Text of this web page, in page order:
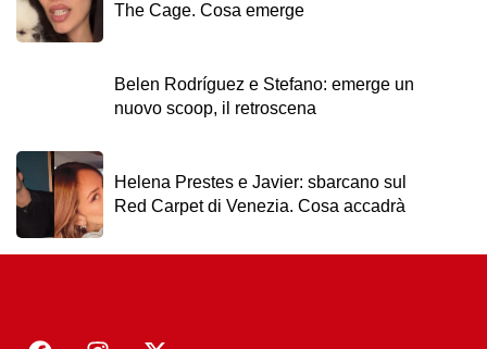
The Cage. Cosa emerge
Belen Rodríguez e Stefano: emerge un
nuovo scoop, il retroscena
Helena Prestes e Javier: sbarcano sul
Red Carpet di Venezia. Cosa accadrà